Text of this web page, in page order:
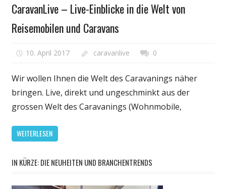
CaravanLive – Live-Einblicke in die Welt von
Reisemobilen und Caravans
10. April 2017 caravanlive 0
Wir wollen Ihnen die Welt des Caravanings näher
bringen. Live, direkt und ungeschminkt aus der
grossen Welt des Caravanings (Wohnmobile,
WEITERLESEN
IN KÜRZE: DIE NEUHEITEN UND BRANCHENTRENDS